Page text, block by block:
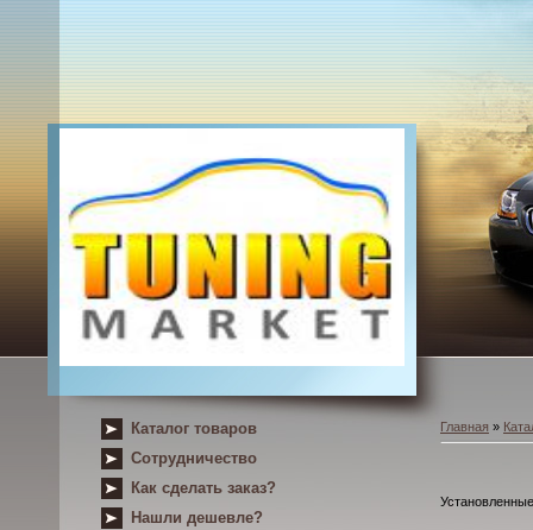
Каталог товаров
Сотрудничество
Как сделать заказ?
Нашли дешевле?
Главная »